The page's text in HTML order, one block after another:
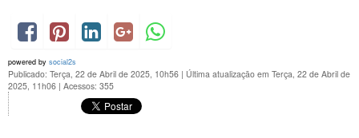
powered by social2s
Publicado: Terça, 22 de Abril de 2025, 10h56 | Última atualização em Terça, 22 de Abril de
2025, 11h06 | Acessos: 355